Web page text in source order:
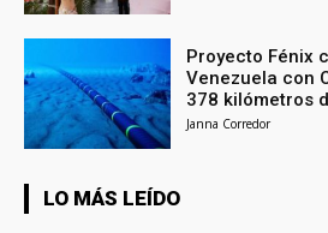
Proyecto Fénix
Venezuela con
378 kilómetros
Janna Corredor
LO MÁS LEÍDO